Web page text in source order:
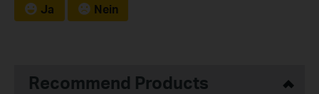
Ja Nein
Recommend Products